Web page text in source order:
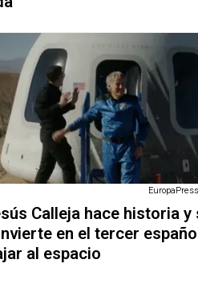
Calleja hace historia y
en el tercer
al espacio